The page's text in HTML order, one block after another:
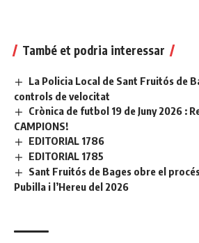
També et podria interessar
La Policia Local de Sant Fruitós de
controls de velocitat
Crònica de futbol 19 de Juny 2026 :
CAMPIONS!
EDITORIAL 1786
EDITORIAL 1785
Sant Fruitós de Bages obre el
Pubilla i l’Hereu del 2026